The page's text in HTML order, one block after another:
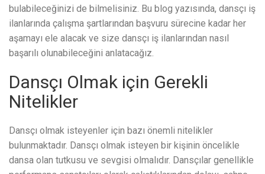
bulabileceğinizi de bilmelisiniz. Bu blog yazısında, dansçı iş
ilanlarında çalışma şartlarından başvuru sürecine kadar her
aşamayı ele alacak ve size dansçı iş ilanlarından nasıl
başarılı olunabileceğini anlatacağız.
Dansçı Olmak için Gerekli
Nitelikler
Dansçı olmak isteyenler için bazı önemli nitelikler
bulunmaktadır. Dansçı olmak isteyen bir kişinin öncelikle
dansa olan tutkusu ve sevgisi olmalıdır. Dansçılar genellikle